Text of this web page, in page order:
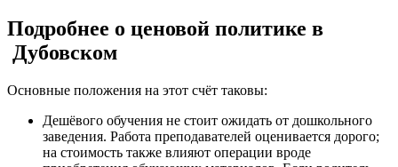
Подробнее о ценовой политике в
Дубовском
Основные положения на этот счёт таковы:
Дешёвого обучения не стоит ожидать от дошкольного
заведения. Работа преподавателей оценивается дорого;
на стоимость также влияют операции вроде